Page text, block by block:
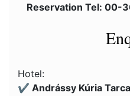
Reservation Tel: 00-
Hotel:
✔️ Andrássy Kúria